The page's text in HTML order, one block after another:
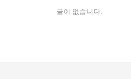
글이 없습니다.